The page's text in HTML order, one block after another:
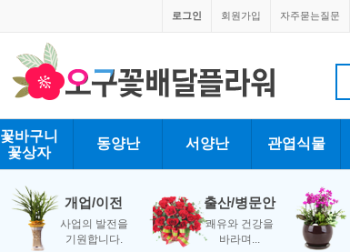
자주묻는질문
회원가입
로그인
1670-0059
꽃바구니
꽃상자
동양난 서양난 관엽식물
개업/이전
사업의 발전을
기원합니다.
출산/병문안
쾌유와 건강을
바라며...